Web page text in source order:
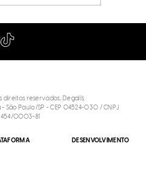
direitos reservados, Degalls
São Paulo/SP - CEP 04524-030 / CNPJ
0003-81
DESENVOLVIMENTO